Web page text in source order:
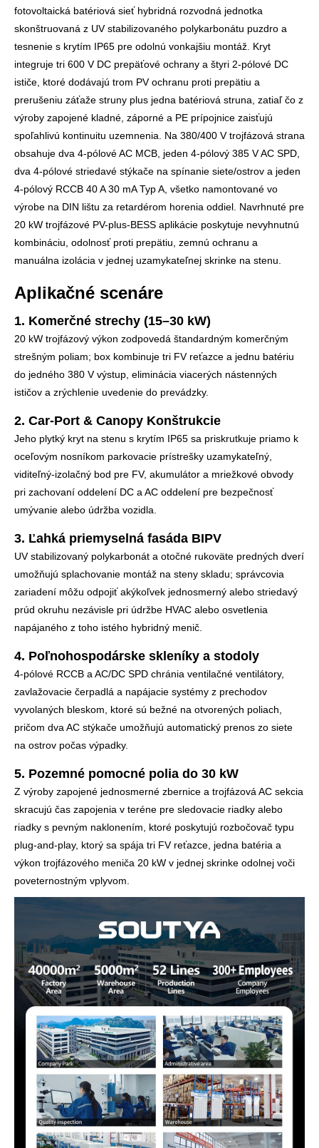
fotovoltaická batériová sieť hybridná rozvodná jednotka
skonštruovaná z UV stabilizovaného polykarbonátu puzdro a
tesnenie s krytím IP65 pre odolnú vonkajšiu montáž. Kryt
integruje tri 600 V DC prepäťové ochrany a štyri 2-pólové DC
ističe, ktoré dodávajú trom PV ochranu proti prepätiu a
prerušeniu záťaže struny plus jedna batériová struna, zatiaľ čo z
výroby zapojené kladné, záporné a PE prípojnice zaisťujú
spoľahlivú kontinuitu uzemnenia. Na 380/400 V trojfázová strana
obsahuje dva 4-pólové AC MCB, jeden 4-pólový 385 V AC SPD,
dva 4-pólové striedavé stýkače na spínanie siete/ostrov a jeden
4-pólový RCCB 40 A 30 mA Typ A, všetko namontované vo
výrobe na DIN lištu za retardérom horenia oddiel. Navrhnuté pre
20 kW trojfázové PV-plus-BESS aplikácie poskytuje nevyhnutnú
kombináciu, odolnosť proti prepätiu, zemnú ochranu a
manuálna izolácia v jednej uzamykateľnej skrinke na stenu.
Aplikačné scenáre
1. Komerčné strechy (15–30 kW)
20 kW trojfázový výkon zodpovedá štandardným komerčným
strešným poliam; box kombinuje tri FV reťazce a jednu batériu
do jedného 380 V výstup, eliminácia viacerých nástenných
ističov a zrýchlenie uvedenie do prevádzky.
2. Car-Port & Canopy Konštrukcie
Jeho plytký kryt na stenu s krytím IP65 sa priskrutkuje priamo k
oceľovým nosníkom parkovacie prístrešky uzamykateľný,
viditeľný-izolačný bod pre FV, akumulátor a mriežkové obvody
pri zachovaní oddelení DC a AC oddelení pre bezpečnosť
umývanie alebo údržba vozidla.
3. Ľahká priemyselná fasáda BIPV
UV stabilizovaný polykarbonát a otočné rukoväte predných dverí
umožňujú splachovanie montáž na steny skladu; správcovia
zariadení môžu odpojiť akýkoľvek jednosmerný alebo striedavý
prúd okruhu nezávisle pri údržbe HVAC alebo osvetlenia
napájaného z toho istého hybridný menič.
4. Poľnohospodárske skleníky a stodoly
4-pólové RCCB a AC/DC SPD chránia ventilačné ventilátory,
zavlažovacie čerpadlá a napájacie systémy z prechodov
vyvolaných bleskom, ktoré sú bežné na otvorených poliach,
pričom dva AC stýkače umožňujú automatický prenos zo siete
na ostrov počas výpadky.
5. Pozemné pomocné polia do 30 kW
Z výroby zapojené jednosmerné zbernice a trojfázová AC sekcia
skracujú čas zapojenia v teréne pre sledovacie riadky alebo
riadky s pevným naklonením, ktoré poskytujú rozbočovač typu
plug-and-play, ktorý sa spája tri FV reťazce, jedna batéria a
výkon trojfázového meniča 20 kW v jednej skrinke odolnej voči
poveternostným vplyvom.